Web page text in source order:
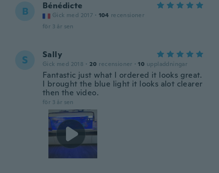
B Bénédicte
Gick med 2017 · 104 recensioner
för 3 år sen
S Sally
Gick med 2018 · 20 recensioner · 10 uppladdningar
Fantastic just what I ordered it looks great.
I brought the blue light it looks alot clearer
then the video.
för 3 år sen